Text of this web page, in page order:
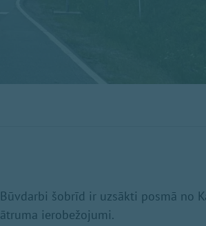
Būvdarbi šobrīd ir uzsākti posmā no
ātruma ierobežojumi.